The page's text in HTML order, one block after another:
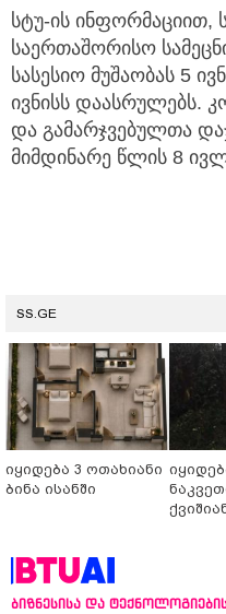
სტუ-ის ინფორმაციით,
საერთაშორისო
სასესიო მუშაობას 5
ივნისს დაასრულებს.
და გამარჯვებულთა
მიმდინარე წლის 8
SS.GE
იყიდება 3 ოთახიანი
ბინა ისანში
ბიზნესისა და